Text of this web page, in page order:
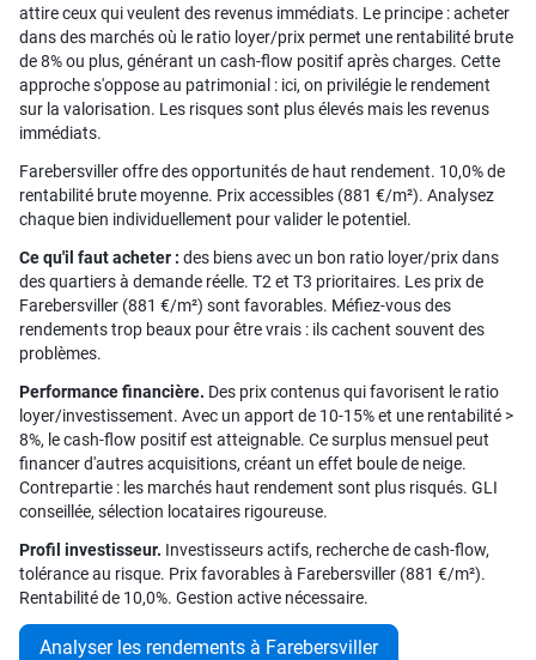
attire ceux qui veulent des revenus immédiats. Le principe : acheter
dans des marchés où le ratio loyer/prix permet une rentabilité brute
de 8% ou plus, générant un cash-flow positif après charges. Cette
approche s'oppose au patrimonial : ici, on privilégie le rendement
sur la valorisation. Les risques sont plus élevés mais les revenus
immédiats.
Farebersviller offre des opportunités de haut rendement. 10,0% de
rentabilité brute moyenne. Prix accessibles (881 €/m²). Analysez
chaque bien individuellement pour valider le potentiel.
Ce qu'il faut acheter : des biens avec un bon ratio loyer/prix dans
des quartiers à demande réelle. T2 et T3 prioritaires. Les prix de
Farebersviller (881 €/m²) sont favorables. Méfiez-vous des
rendements trop beaux pour être vrais : ils cachent souvent des
problèmes.
Performance financière. Des prix contenus qui favorisent le ratio
loyer/investissement. Avec un apport de 10-15% et une rentabilité >
8%, le cash-flow positif est atteignable. Ce surplus mensuel peut
financer d'autres acquisitions, créant un effet boule de neige.
Contrepartie : les marchés haut rendement sont plus risqués. GLI
conseillée, sélection locataires rigoureuse.
Profil investisseur. Investisseurs actifs, recherche de cash-flow,
tolérance au risque. Prix favorables à Farebersviller (881 €/m²).
Rentabilité de 10,0%. Gestion active nécessaire.
Analyser les rendements à Farebersviller